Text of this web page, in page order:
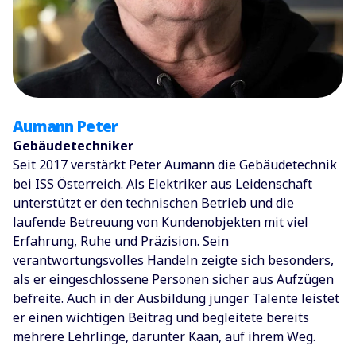
Aumann Peter
Gebäudetechniker
Seit 2017 verstärkt Peter Aumann die Gebäudetechnik
bei ISS Österreich. Als Elektriker aus Leidenschaft
unterstützt er den technischen Betrieb und die
laufende Betreuung von Kundenobjekten mit viel
Erfahrung, Ruhe und Präzision. Sein
verantwortungsvolles Handeln zeigte sich besonders,
als er eingeschlossene Personen sicher aus Aufzügen
befreite. Auch in der Ausbildung junger Talente leistet
er einen wichtigen Beitrag und begleitete bereits
mehrere Lehrlinge, darunter Kaan, auf ihrem Weg.